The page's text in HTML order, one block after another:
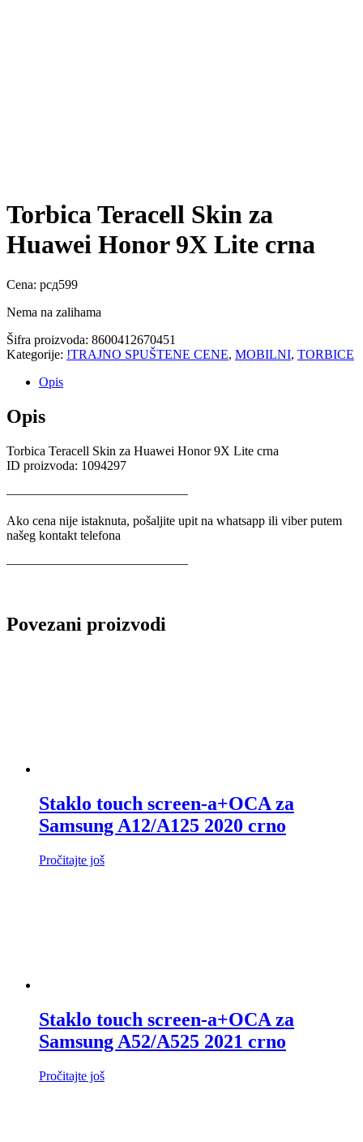
Torbica Teracell Skin za
Huawei Honor 9X Lite crna
Cena: рсд599
Nema na zalihama
Šifra proizvoda: 8600412670451
Kategorije: !TRAJNO SPUŠTENE CENE, MOBILNI, TORBICE
Opis
Opis
Torbica Teracell Skin za Huawei Honor 9X Lite crna
ID proizvoda: 1094297
——————————————
Ako cena nije istaknuta, pošaljite upit na whatsapp ili viber putem
našeg kontakt telefona
——————————————
Povezani proizvodi
Staklo touch screen-a+OCA za
Samsung A12/A125 2020 crno
Pročitajte još
Staklo touch screen-a+OCA za
Samsung A52/A525 2021 crno
Pročitajte još